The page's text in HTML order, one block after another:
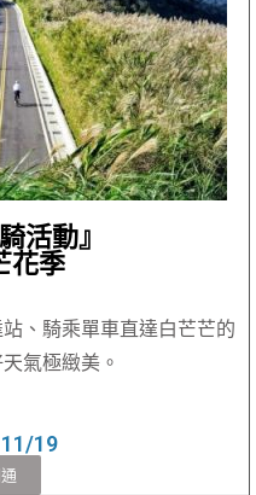
活動』
花季
、騎乘單車直達白芒芒的
氣極緻美。
19